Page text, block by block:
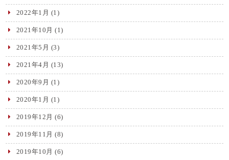
2022年1月 (1)
2021年10月 (1)
2021年5月 (3)
2021年4月 (13)
2020年9月 (1)
2020年1月 (1)
2019年12月 (6)
2019年11月 (8)
2019年10月 (6)